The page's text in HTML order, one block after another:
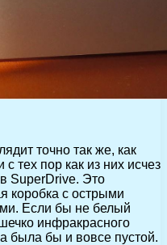
точно так же, как
тех пор как из них исчез
SuperDrive. Это
коробка с острыми
Если бы не белый
инфракрасного
была бы и вовсе пустой.